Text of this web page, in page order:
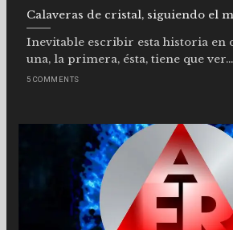
Calaveras de cristal, siguiendo el
Inevitable escribir esta historia en
una, la primera, ésta, tiene que ver...
5 COMMENTS